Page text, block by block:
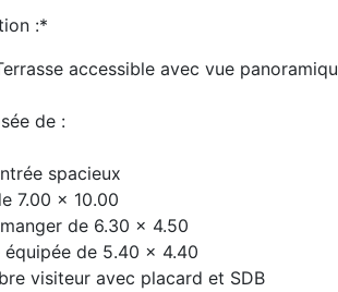
:*
accessible avec vue
de :
spacieux
7.00 x 10.00
de 6.30 x 4.50
équipée de 5.40 x 4.40
visiteur avec placard et SDB